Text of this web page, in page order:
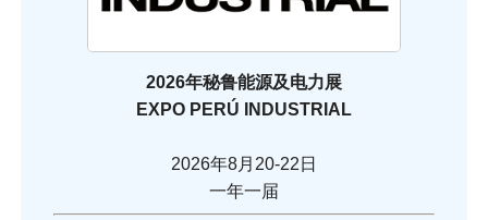
2026年秘鲁能源及电力展
EXPO PERÚ INDUSTRIAL
2026年8月20-22日
一年一届